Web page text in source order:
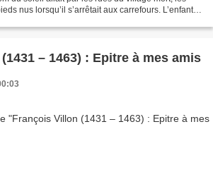
nus lorsqu’il s’arrêtait aux carrefours. L’enfant
– 1463) : Epitre à mes amis